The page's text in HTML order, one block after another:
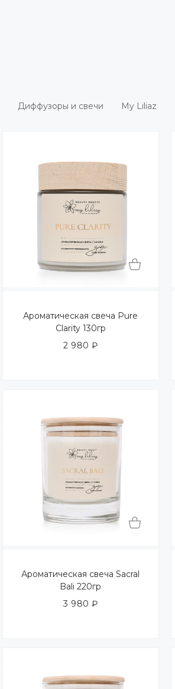
Диффузоры и свечи My Liliaz
Ароматическая свеча Pure
Clarity 130гр
2 980₽
Ароматическая свеча Sacral
Bali 220гр
3 980₽